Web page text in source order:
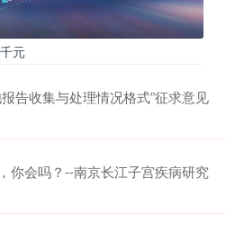
元
告收集与处理情况格式”征求意见
你会吗？--南京长江子宫疾病研究